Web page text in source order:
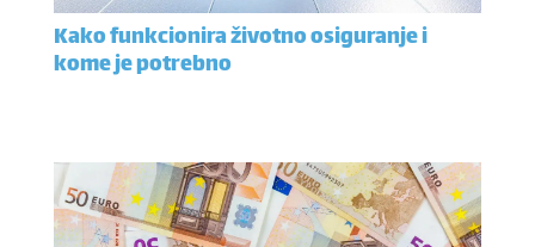
Kako funkcionira životno osiguranje i
kome je potrebno